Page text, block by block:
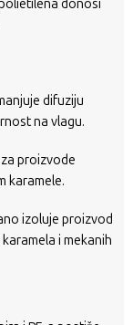
donosi
difuziju
na vlagu.
proizvode
karamele.
izoluje proizvod
i mekanih